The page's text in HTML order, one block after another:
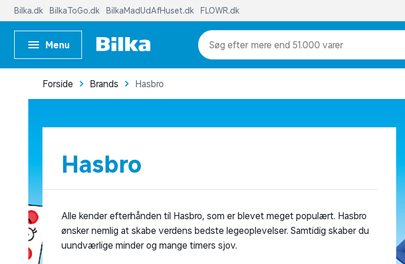
Bilka.dk BilkaToGo.dk BilkaMadUdAfHuset.dk FLOWR.dk
Menu mere end 51.000 varer
Forside Brands Hasbro
Hasbro
Alle kender efterhånden til Hasbro, som er blevet meget populært. Hasbro
ønsker nemlig at skabe verdens bedste legeoplevelser. Samtidig skaber du
uundværlige minder og mange timers sjov.